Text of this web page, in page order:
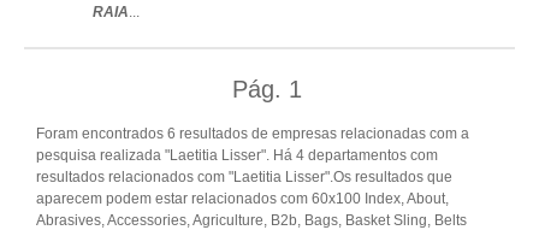
RAIA...
Pág. 1
Foram encontrados 6 resultados de empresas relacionadas com a
pesquisa realizada "Laetitia Lisser". Há 4 departamentos com
resultados relacionados com "Laetitia Lisser".Os resultados que
aparecem podem estar relacionados com 60x100 Index, About,
Abrasives, Accessories, Agriculture, B2b, Bags, Basket Sling, Belts